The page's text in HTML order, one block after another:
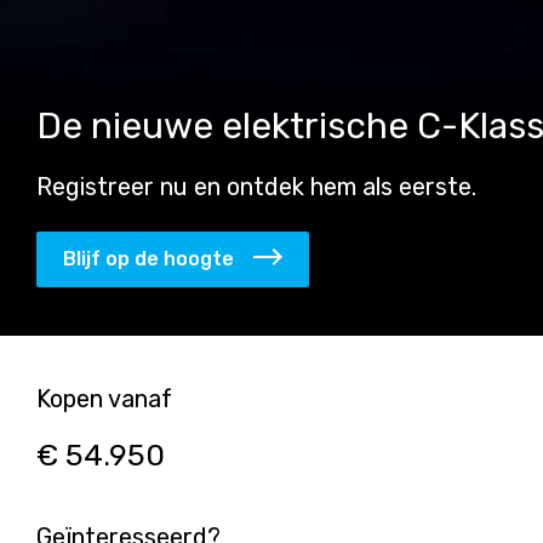
De nieuwe elektrische C-
Registreer nu en ontdek hem als eerste.
Blijf op de hoogte
Kopen vanaf
€ 54.950
Geïnteresseerd?